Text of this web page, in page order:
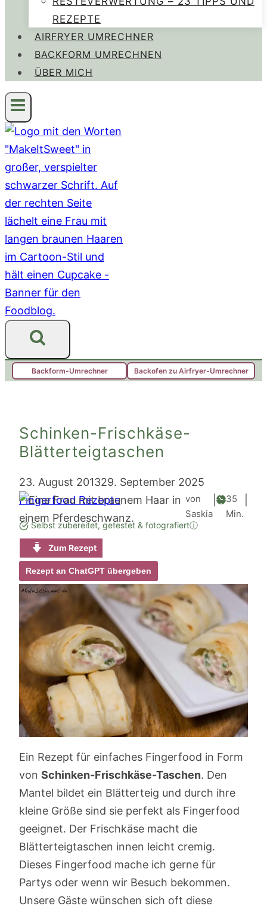
REZEPTE
AIRFRYER UMRECHNER
BACKFORM UMRECHNEN
ÜBER MICH
Backform-Umrechner Backofen zu Airfryer-Umrechner
Schinken-Frischkäse-
Blätterteigtaschen
23. August 201329. September 2025
Fingerfood Rezepte
von
Saskia
35
Min.
Selbst zubereitet, getestet & fotografiertⓘ
Zum Rezept
Rezept an ChatGPT übergeben
Ein Rezept für einfaches Fingerfood in Form
von Schinken-Frischkäse-Taschen. Den
Mantel bildet ein Blätterteig und durch ihre
kleine Größe sind sie perfekt als Fingerfood
geeignet. Der Frischkäse macht die
Blätterteigtaschen innen leicht cremig.
Dieses Fingerfood mache ich gerne für
Partys oder wenn wir Besuch bekommen.
Unsere Gäste wünschen sich oft diese